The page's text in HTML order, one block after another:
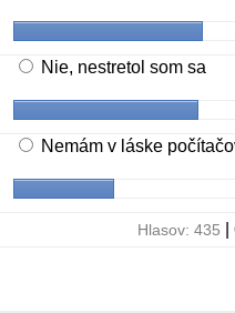
Nie, nestretol som sa
Nemám v láske
Hlasov: 435